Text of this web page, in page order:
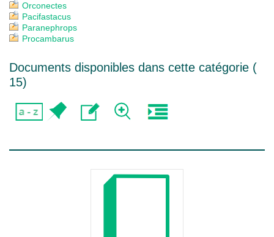
Orconectes
Pacifastacus
Paranephrops
Procambarus
Documents disponibles dans cette catégorie (
15)